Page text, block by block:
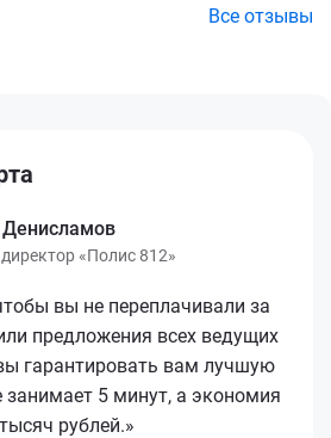
Все отзывы
Денисламов
«Полис 812»
вы не переплачивали за
предложения всех ведущих
гарантировать вам лучшую
5 минут, а экономия
рублей.»